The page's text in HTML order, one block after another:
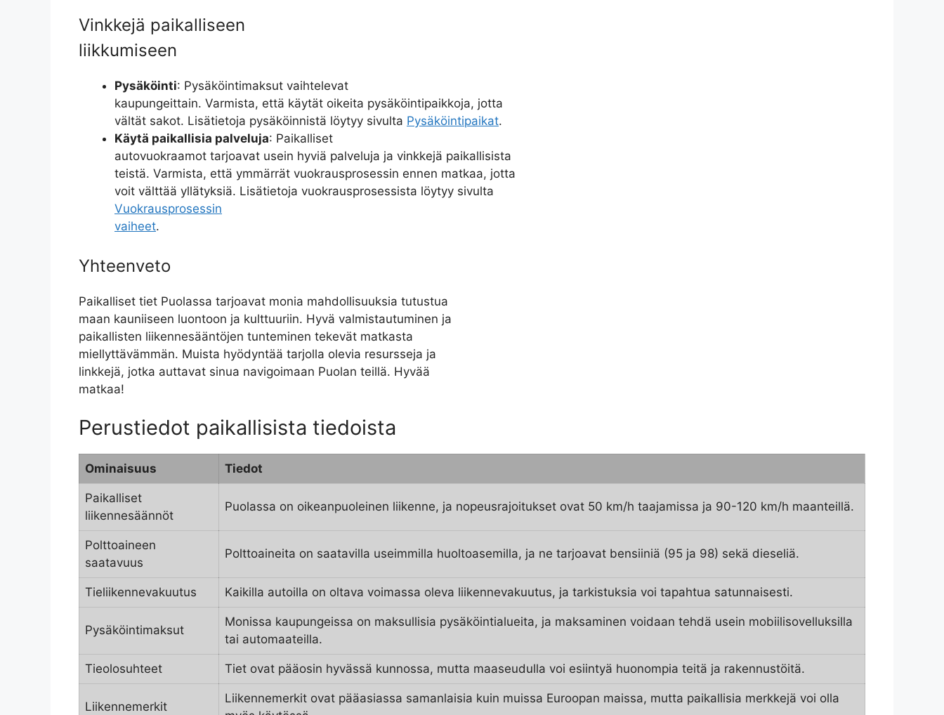
Vinkkejä paikalliseen
liikkumiseen
Pysäköinti: Pysäköintimaksut vaihtelevat
kaupungeittain. Varmista, että käytät oikeita pysäköintipaikkoja, jotta
vältät sakot. Lisätietoja pysäköinnistä löytyy sivulta Pysäköintipaikat.
Käytä paikallisia palveluja: Paikalliset
autovuokraamot tarjoavat usein hyviä palveluja ja vinkkejä paikallisista
teistä. Varmista, että ymmärrät vuokrausprosessin ennen matkaa, jotta
voit välttää yllätyksiä. Lisätietoja vuokrausprosessista löytyy sivulta
Vuokrausprosessin
vaiheet.
Yhteenveto
Paikalliset tiet Puolassa tarjoavat monia mahdollisuuksia tutustua
maan kauniiseen luontoon ja kulttuuriin. Hyvä valmistautuminen ja
paikallisten liikennesääntöjen tunteminen tekevät matkasta
miellyttävämmän. Muista hyödyntää tarjolla olevia resursseja ja
linkkejä, jotka auttavat sinua navigoimaan Puolan teillä. Hyvää
matkaa!
Perustiedot paikallisista tiedoista
Ominaisuus Tiedot
Paikalliset
liikennesäännöt
Puolassa on oikeanpuoleinen liikenne, ja nopeusrajoitukset ovat 50 km/h taajamissa ja 90-120 km/h maanteillä.
Polttoaineen
saatavuus
Polttoaineita on saatavilla useimmilla huoltoasemilla, ja ne tarjoavat bensiiniä (95 ja 98) sekä dieseliä.
Tieliikennevakuutus Kaikilla autoilla on oltava voimassa oleva liikennevakuutus, ja tarkistuksia voi tapahtua satunnaisesti.
Pysäköintimaksut
Monissa kaupungeissa on maksullisia pysäköintialueita, ja maksaminen voidaan tehdä usein mobiilisovelluksilla
tai automaateilla.
Tieolosuhteet Tiet ovat pääosin hyvässä kunnossa, mutta maaseudulla voi esiintyä huonompia teitä ja rakennustöitä.
Liikennemerkit
Liikennemerkit ovat pääasiassa samanlaisia kuin muissa Euroopan maissa, mutta paikallisia merkkejä voi olla